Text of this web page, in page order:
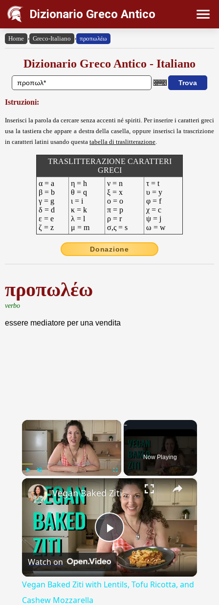
Dizionario Greco Antico
Home › Greco-Italiano › προπωλέω
Dizionario Greco Antico - Italiano
Istruzioni:
Inserisci la parola da cercare senza accenti né spiriti. Per inserire i caratteri greci
usa la tastiera che appare a destra della casella, oppure inserisci la trascrizione
in caratteri latini usando questa tabella di traslitterazione
TRASLITTERAZIONE CARATTERI
GRECI
α = a
β = b
γ = g
δ = d
ε = e
ζ = z
η = h
θ = q
ι = i
κ = k
λ = l
μ = m
ν = n
ξ = x
ο = o
π = p
ρ = r
σ,ς = s
τ = t
υ = y
φ = f
χ = c
ψ = j
ω = w
Donazione
προπωλέω
verbo
essere mediatore per una vendita
×
Fullscreen
Now Playing
×
Play
Video
Vegan Baked Ziti with Lentils, Tofu Ricotta, and Cashew Mozzarella
Watch on
Vegan Baked Ziti with Lentils, Tofu Ricotta, and
Cashew Mozzarella